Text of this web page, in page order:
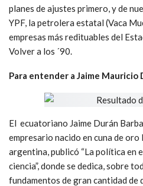
planes de ajustes primero, y de
YPF, la petrolera estatal (Vaca
empresas más redituables del
Volver a los ´90.
Para entender a Jaime Mauricio
El ecuatoriano Jaime Durán
empresario nacido en cuna de
argentina, publicó “La política en
ciencia”, donde se dedica, sobre
fundamentos de gran cantidad de